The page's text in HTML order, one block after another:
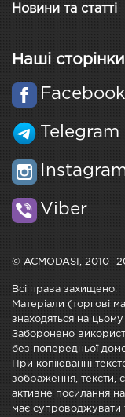
Новини та статті
Наші
Facebook
Telegram
Viber
© ACMODASI, 2010 -
Всі права захищено.
Матеріали (торгові
знаходяться на
Заборонено
без попередньої
При копіюванні
зображення, тексти,
активне посилання
має супроводжувати